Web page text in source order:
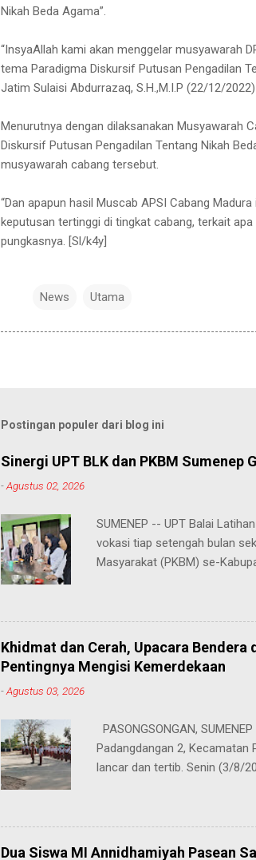
Nikah Beda Agama”.
“InsyaAllah kami akan menggelar musyawarah
tema Paradigma Diskursif Putusan Pengadilan
Jatim Sulaisi Abdurrazaq, S.H.,M.I.P (22/12/
Menurutnya dengan dilaksanakan Musyawarah
Diskursif Putusan Pengadilan Tentang Nikah
musyawarah cabang tersebut.
“Dan apapun hasil Muscab APSI Cabang
keputusan tertinggi di tingkat cabang, terkait
pungkasnya. [Sl/k4y]
News Utama
Postingan populer dari blog ini
Sinergi UPT BLK dan PKBM Sumenep
-Agustus 02, 2026
SUMENEP -- UPT Balai
vokasi tiap setengah bulan
Masyarakat (PKBM) se-
hingga kejuruan lainnya
masing. Kehadiran program
Juhairiyah, peserta dari
"Saya sangat senang bisa
keterampilan baru, saya
Syamsul, S.H., S.Pd., M.Pd.,
sangat mendukung kegiatan
Khidmat dan Cerah, Upacara Bendera
Pentingnya Mengisi Kemerdekaan
-Agustus 03, 2026
PASONGSONGAN,
Padangdangan 2, Kecamatan
lancar dan tertib. Senin (3/8/
Bertindak sebagai pembina
penting kepada seluruh
ia menekankan pentingnya
Dua Siswa MI Annidhamiyah Pasean